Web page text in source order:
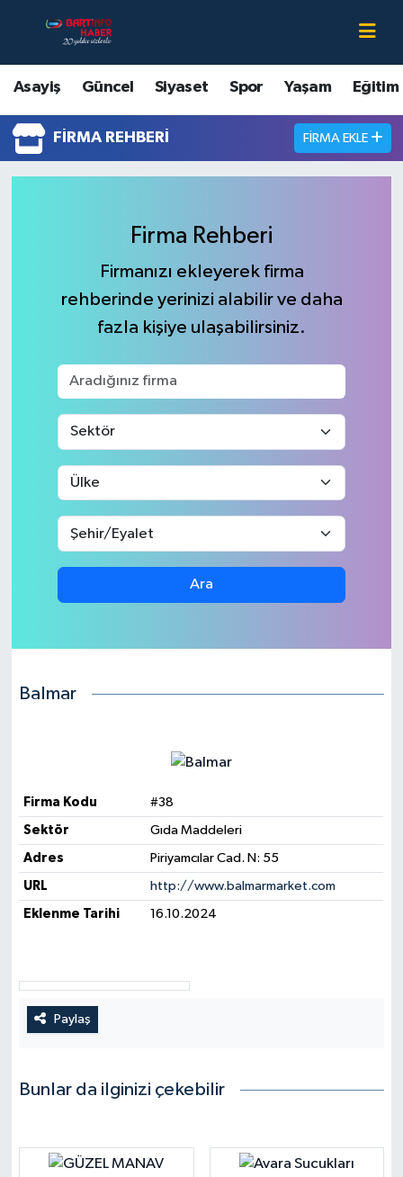
Asayiş Güncel Siyaset Spor Yaşam Eğitim
FIRMA REHBERI FIRMA EKLE
Firma Rehberi
Firmanızı ekleyerek firma
rehberinde yerinizi alabilir ve daha
fazla kişiye ulaşabilirsiniz.
Ara
Balmar
Firma Kodu #38
Sektör Gıda Maddeleri
Adres Piriyamcılar Cad. N: 55
URL http://www.balmarmarket.com
Eklenme Tarihi 16.10.2024
Paylaş
Bunlar da ilginizi çekebilir
Asayiş
Bartın Hakkında
Çevre
Güncel
Magazin
Medya
Sağlık
Sinema
Sivil Toplum
Yaşam
Yerel Yönetimler
Bartın Nöbetçi Eczaneler
Bartın Hava Durumu
Bartin Namaz Vakitleri
Tüm Manşetler
Haber Arşivi